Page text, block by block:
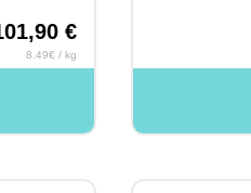
€
8.49€ / kg